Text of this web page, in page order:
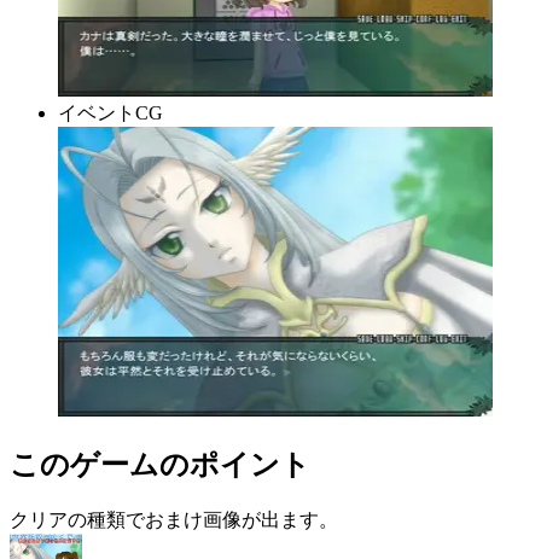
イベントCG
このゲームのポイント
クリアの種類でおまけ画像が出ます。